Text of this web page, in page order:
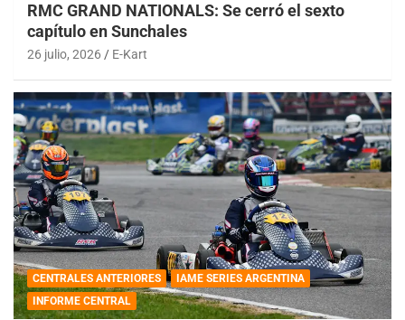
RMC GRAND NATIONALS: Se cerró el sexto
capítulo en Sunchales
26 julio, 2026 E-Kart
CENTRALES ANTERIORES
IAME SERIES ARGENTINA
INFORME CENTRAL